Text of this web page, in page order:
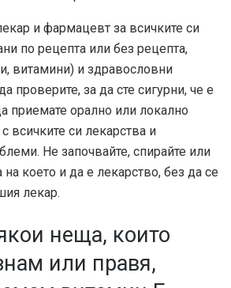
и фармацевт за всичките си
по рецепта или без рецепта,
витамини) и здравословни
проверите, за да сте сигурни, че е
приемате орално или локално
всичките си лекарства и
Не започвайте, спирайте или
на което и да е лекарство, без да се
лекар.
неща, които
или правя,